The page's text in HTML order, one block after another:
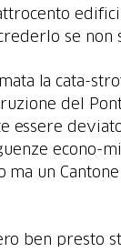
se non
la cata-
del
essere
econo-
un
ben presto